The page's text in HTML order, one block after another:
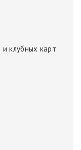
и клубных карт